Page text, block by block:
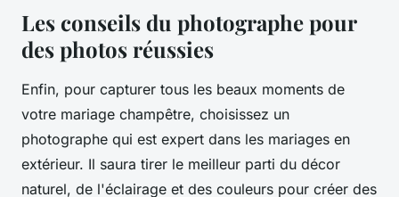
Les conseils du photographe pour
des photos réussies
Enfin, pour capturer tous les beaux moments de
votre mariage champêtre, choisissez un
photographe qui est expert dans les mariages en
extérieur. Il saura tirer le meilleur parti du décor
naturel, de l'éclairage et des couleurs pour créer des